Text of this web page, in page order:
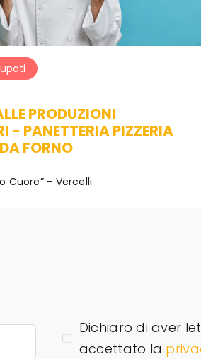
PRODUZIONI
- PANETTERIA PIZZERIA
FORNO
Cuore” - Vercelli
Dichiaro di aver
accettato la